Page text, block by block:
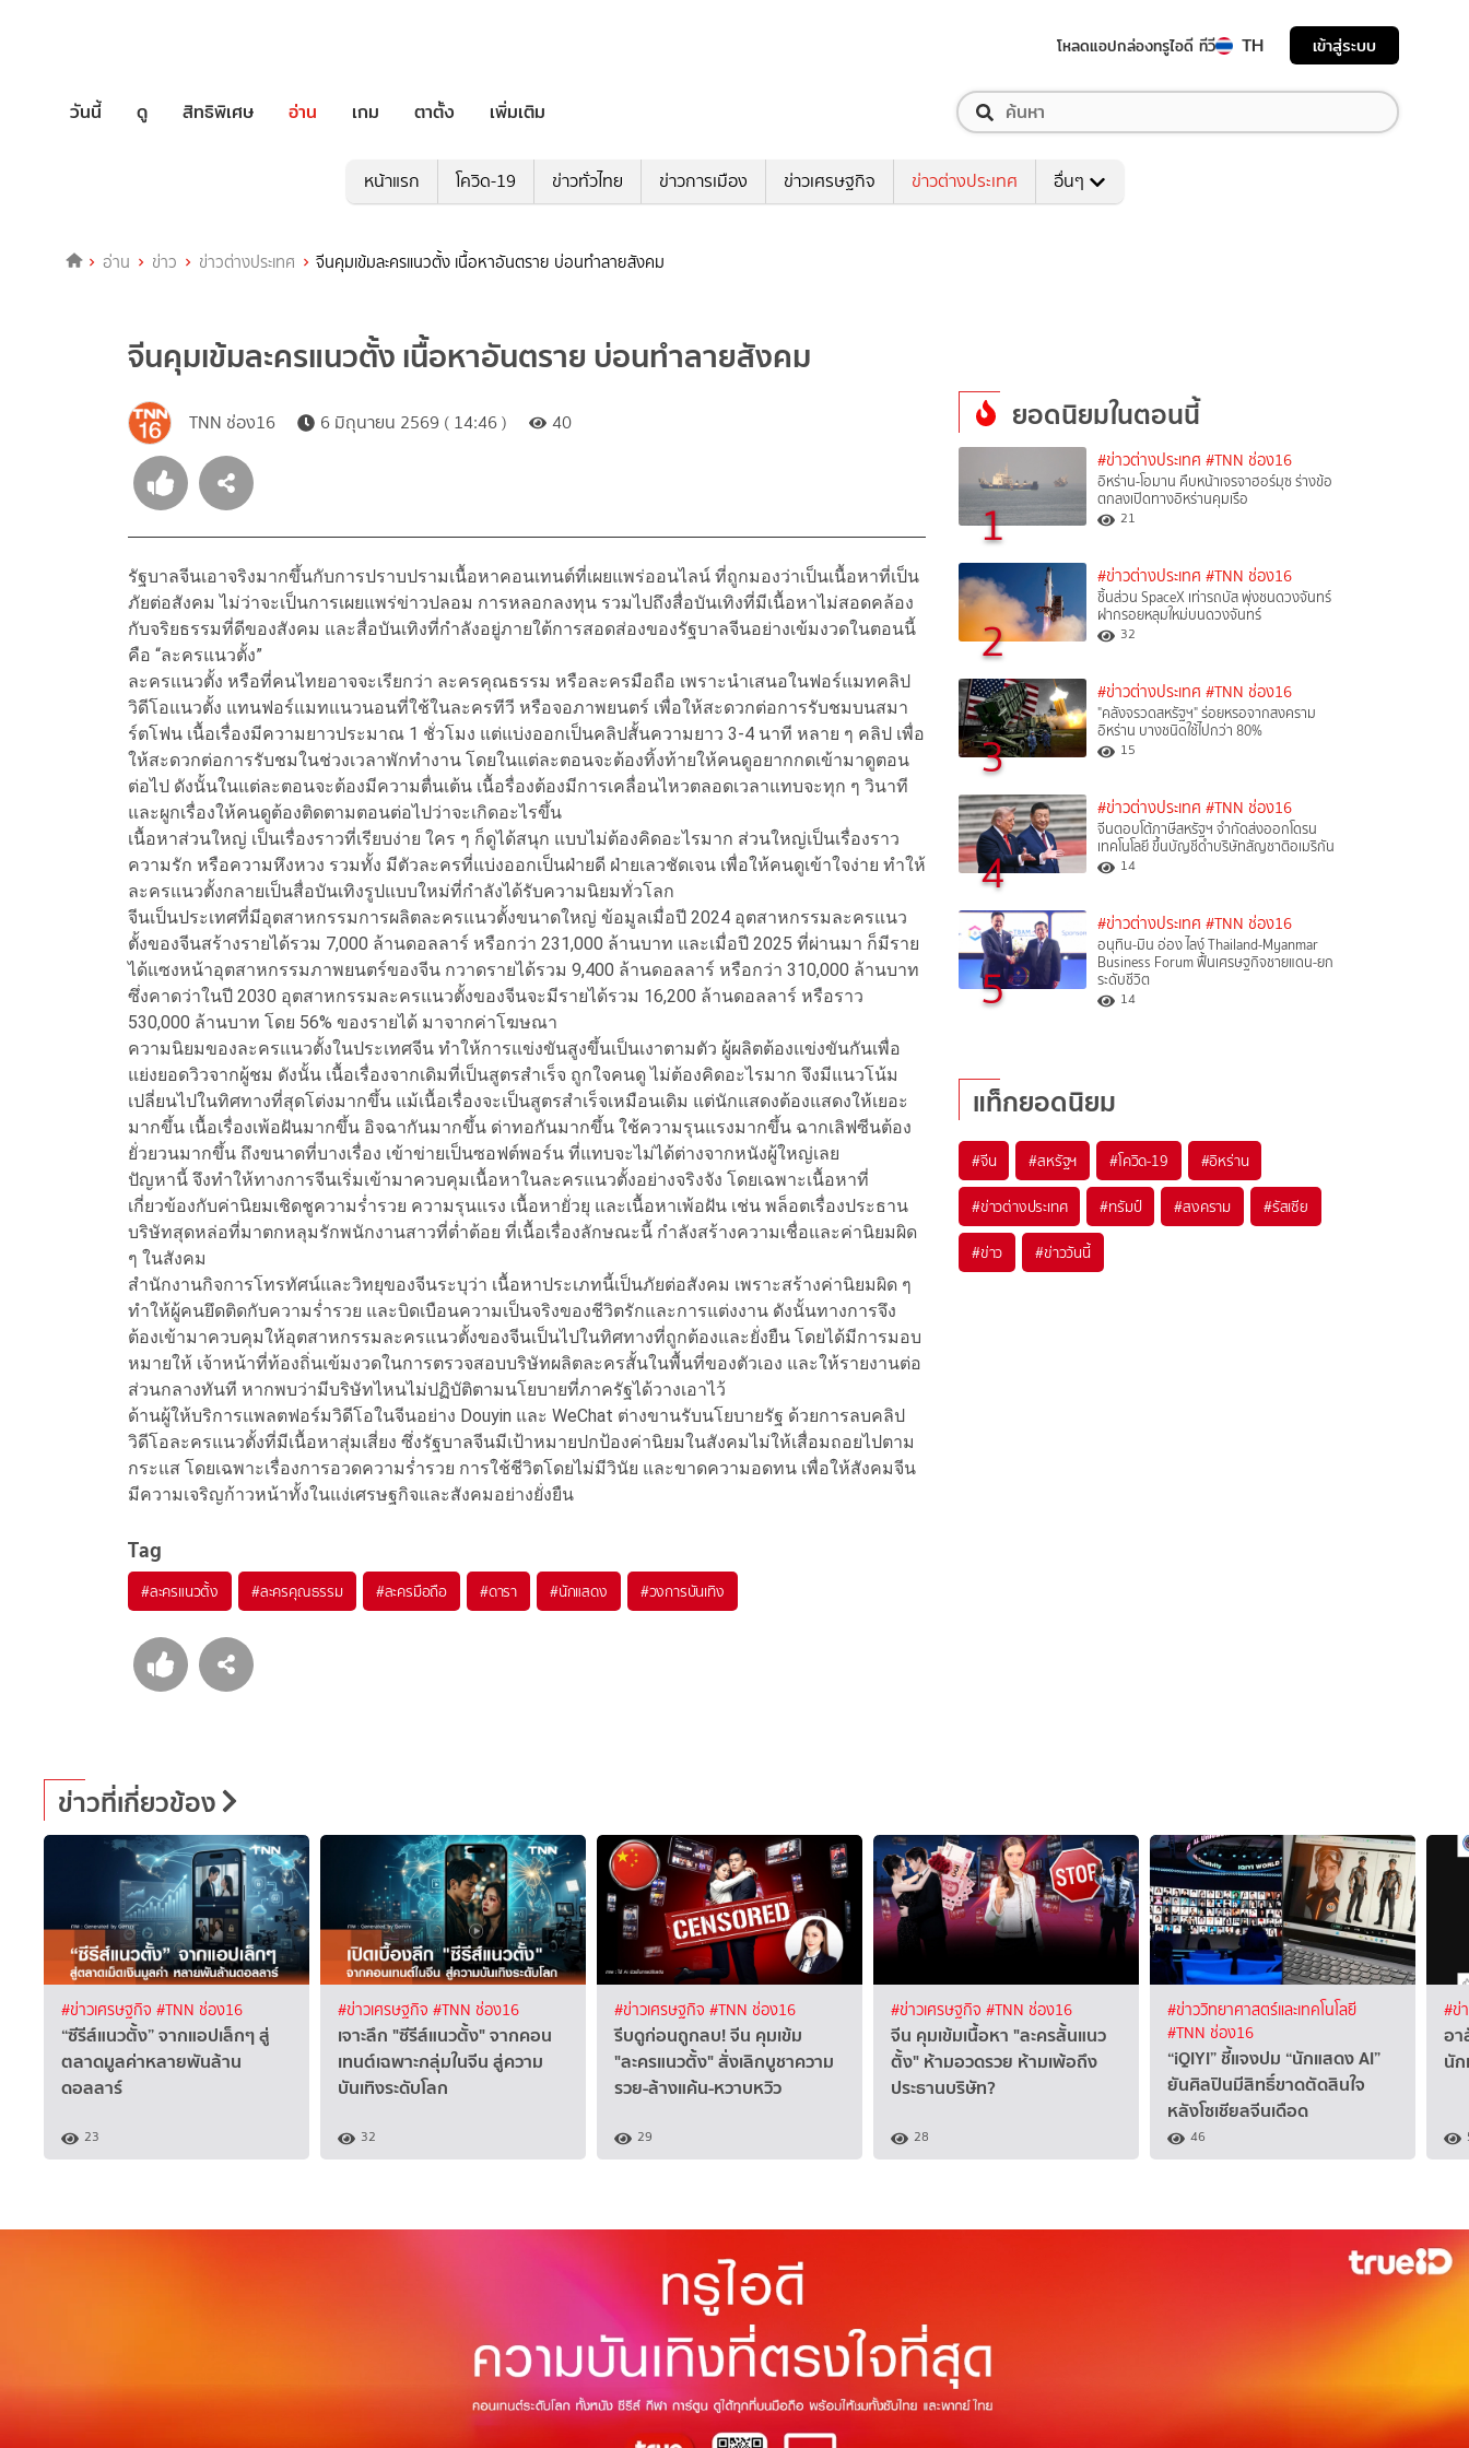
โหลดแอปกล่องทรูไอดี ทีวี TH เข้าสู่ระบบ
วันนี้ ดู สิทธิพิเศษ อ่าน เกม ตาตั้ง เพิ่มเติม
หน้าแรก โควิด-19 ข่าวทั่วไทย ข่าวการเมือง ข่าวเศรษฐกิจ ข่าวต่างประเทศ อื่นๆ
อ่าน ข่าว ข่าวต่างประเทศ จีนคุมเข้มละครแนวตั้ง เนื้อหาอันตราย บ่อนทำลายสังคม
จีนคุมเข้มละครแนวตั้ง เนื้อหาอันตราย บ่อนทำลายสังคม
TNN ช่อง16 6 มิถุนายน 2569 ( 14:46 ) 40
รัฐบาลจีนเอาจริงมากขึ้นกับการปราบปรามเนื้อหาคอนเทนต์ที่เผยแพร่ออนไลน์ ที่ถูกมองว่าเป็นเนื้อหาที่เป็น
ภัยต่อสังคม ไม่ว่าจะเป็นการเผยแพร่ข่าวปลอม การหลอกลงทุน รวมไปถึงสื่อบันเทิงที่มีเนื้อหาไม่สอดคล้อง
กับจริยธรรมที่ดีของสังคม และสื่อบันเทิงที่กำลังอยู่ภายใต้การสอดส่องของรัฐบาลจีนอย่างเข้มงวดในตอนนี้
คือ “ละครแนวตั้ง”
ละครแนวตั้ง หรือที่คนไทยอาจจะเรียกว่า ละครคุณธรรม หรือละครมือถือ เพราะนำเสนอในฟอร์แมทคลิป
วิดีโอแนวตั้ง แทนฟอร์แมทแนวนอนที่ใช้ในละครทีวี หรือจอภาพยนตร์ เพื่อให้สะดวกต่อการรับชมบนสมา
ร์ตโฟน เนื้อเรื่องมีความยาวประมาณ 1 ชั่วโมง แต่แบ่งออกเป็นคลิปสั้นความยาว 3-4 นาที หลาย ๆ คลิป เพื่อ
ให้สะดวกต่อการรับชมในช่วงเวลาพักทำงาน โดยในแต่ละตอนจะต้องทิ้งท้ายให้คนดูอยากกดเข้ามาดูตอน
ต่อไป ดังนั้นในแต่ละตอนจะต้องมีความตื่นเต้น เนื้อรื่องต้องมีการเคลื่อนไหวตลอดเวลาแทบจะทุก ๆ วินาที
และผูกเรื่องให้คนดูต้องติดตามตอนต่อไปว่าจะเกิดอะไรขึ้น
เนื้อหาส่วนใหญ่ เป็นเรื่องราวที่เรียบง่าย ใคร ๆ ก็ดูได้สนุก แบบไม่ต้องคิดอะไรมาก ส่วนใหญ่เป็นเรื่องราว
ความรัก หรือความหึงหวง รวมทั้ง มีตัวละครที่แบ่งออกเป็นฝ่ายดี ฝ่ายเลวชัดเจน เพื่อให้คนดูเข้าใจง่าย ทำให้
ละครแนวตั้งกลายเป็นสื่อบันเทิงรูปแบบใหม่ที่กำลังได้รับความนิยมทั่วโลก
จีนเป็นประเทศที่มีอุตสาหกรรมการผลิตละครแนวตั้งขนาดใหญ่ ข้อมูลเมื่อปี 2024 อุตสาหกรรมละครแนว
ตั้งของจีนสร้างรายได้รวม 7,000 ล้านดอลลาร์ หรือกว่า 231,000 ล้านบาท และเมื่อปี 2025 ที่ผ่านมา ก็มีราย
ได้แซงหน้าอุตสาหกรรมภาพยนตร์ของจีน กวาดรายได้รวม 9,400 ล้านดอลลาร์ หรือกว่า 310,000 ล้านบาท
ซึ่งคาดว่าในปี 2030 อุตสาหกรรมละครแนวตั้งของจีนจะมีรายได้รวม 16,200 ล้านดอลลาร์ หรือราว
530,000 ล้านบาท โดย 56% ของรายได้ มาจากค่าโฆษณา
ความนิยมของละครแนวตั้งในประเทศจีน ทำให้การแข่งขันสูงขึ้นเป็นเงาตามตัว ผู้ผลิตต้องแข่งขันกันเพื่อ
แย่งยอดวิวจากผู้ชม ดังนั้น เนื้อเรื่องจากเดิมที่เป็นสูตรสำเร็จ ถูกใจคนดู ไม่ต้องคิดอะไรมาก จึงมีแนวโน้ม
เปลี่ยนไปในทิศทางที่สุดโต่งมากขึ้น แม้เนื้อเรื่องจะเป็นสูตรสำเร็จเหมือนเดิม แต่นักแสดงต้องแสดงให้เยอะ
มากขึ้น เนื้อเรื่องเพ้อฝันมากขึ้น อิจฉากันมากขึ้น ด่าทอกันมากขึ้น ใช้ความรุนแรงมากขึ้น ฉากเลิฟซีนต้อง
ยั่วยวนมากขึ้น ถึงขนาดที่บางเรื่อง เข้าข่ายเป็นซอฟต์พอร์น ที่แทบจะไม่ได้ต่างจากหนังผู้ใหญ่เลย
ปัญหานี้ จึงทำให้ทางการจีนเริ่มเข้ามาควบคุมเนื้อหาในละครแนวตั้งอย่างจริงจัง โดยเฉพาะเนื้อหาที่
เกี่ยวข้องกับค่านิยมเชิดชูความร่ำรวย ความรุนแรง เนื้อหายั่วยุ และเนื้อหาเพ้อฝัน เช่น พล็อตเรื่องประธาน
บริษัทสุดหล่อที่มาตกหลุมรักพนักงานสาวที่ต่ำต้อย ที่เนื้อเรื่องลักษณะนี้ กำลังสร้างความเชื่อและค่านิยมผิด
ๆ ในสังคม
สำนักงานกิจการโทรทัศน์และวิทยุของจีนระบุว่า เนื้อหาประเภทนี้เป็นภัยต่อสังคม เพราะสร้างค่านิยมผิด ๆ
ทำให้ผู้คนยึดติดกับความร่ำรวย และบิดเบือนความเป็นจริงของชีวิตรักและการแต่งงาน ดังนั้นทางการจึง
ต้องเข้ามาควบคุมให้อุตสาหกรรมละครแนวตั้งของจีนเป็นไปในทิศทางที่ถูกต้องและยั่งยืน โดยได้มีการมอบ
หมายให้ เจ้าหน้าที่ท้องถิ่นเข้มงวดในการตรวจสอบบริษัทผลิตละครสั้นในพื้นที่ของตัวเอง และให้รายงานต่อ
ส่วนกลางทันที หากพบว่ามีบริษัทไหนไม่ปฏิบัติตามนโยบายที่ภาครัฐได้วางเอาไว้
ด้านผู้ให้บริการแพลตฟอร์มวิดีโอในจีนอย่าง Douyin และ WeChat ต่างขานรับนโยบายรัฐ ด้วยการลบคลิป
วิดีโอละครแนวตั้งที่มีเนื้อหาสุ่มเสี่ยง ซึ่งรัฐบาลจีนมีเป้าหมายปกป้องค่านิยมในสังคมไม่ให้เสื่อมถอยไปตาม
กระแส โดยเฉพาะเรื่องการอวดความร่ำรวย การใช้ชีวิตโดยไม่มีวินัย และขาดความอดทน เพื่อให้สังคมจีน
มีความเจริญก้าวหน้าทั้งในแง่เศรษฐกิจและสังคมอย่างยั่งยืน
Tag
#ละครแนวตั้ง #ละครคุณธรรม #ละครมือถือ #ดารา #นักแสดง #วงการบันเทิง
ยอดนิยมในตอนนี้
1
#ข่าวต่างประเทศ #TNN ช่อง16
อิหร่าน-โอมาน คืบหน้าเจรจาฮอร์มุซ ร่างข้อ
ตกลงเปิดทางอิหร่านคุมเรือ
21
2
#ข่าวต่างประเทศ #TNN ช่อง16
ชิ้นส่วน SpaceX เท่ารถบัส พุ่งชนดวงจันทร์
ฝากรอยหลุมใหม่บนดวงจันทร์
32
3
#ข่าวต่างประเทศ #TNN ช่อง16
"คลังจรวดสหรัฐฯ" ร่อยหรอจากสงคราม
อิหร่าน บางชนิดใช้ไปกว่า 80%
15
4
#ข่าวต่างประเทศ #TNN ช่อง16
จีนตอบโต้ภาษีสหรัฐฯ จำกัดส่งออกโดรน
เทคโนโลยี ขึ้นบัญชีดำบริษัทสัญชาติอเมริกัน
14
5
#ข่าวต่างประเทศ #TNN ช่อง16
อนุทิน-มิน อ่อง ไลง์ Thailand-Myanmar
Business Forum ฟื้นเศรษฐกิจชายแดน-ยก
ระดับชีวิต
14
แท็กยอดนิยม
#จีน #สหรัฐฯ #โควิด-19 #อิหร่าน
#ข่าวต่างประเทศ #ทรัมป์ #สงคราม #รัสเซีย
#ข่าว #ข่าววันนี้
ข่าวที่เกี่ยวข้อง
#ข่าวเศรษฐกิจ #TNN ช่อง16
“ซีรีส์แนวตั้ง” จากแอปเล็กๆ สู่
ตลาดมูลค่าหลายพันล้าน
ดอลลาร์
23
#ข่าวเศรษฐกิจ #TNN ช่อง16
เจาะลึก "ซีรีส์แนวตั้ง" จากคอน
เทนต์เฉพาะกลุ่มในจีน สู่ความ
บันเทิงระดับโลก
32
#ข่าวเศรษฐกิจ #TNN ช่อง16
รีบดูก่อนถูกลบ! จีน คุมเข้ม
"ละครแนวตั้ง" สั่งเลิกบูชาความ
รวย-ล้างแค้น-หวาบหวิว
29
#ข่าวเศรษฐกิจ #TNN ช่อง16
จีน คุมเข้มเนื้อหา "ละครสั้นแนว
ตั้ง" ห้ามอวดรวย ห้ามเพ้อถึง
ประธานบริษัท?
28
#ข่าววิทยาศาสตร์และเทคโนโลยี
#TNN ช่อง16
“iQIYI” ชี้แจงปม “นักแสดง AI”
ยันศิลปินมีสิทธิ์ขาดตัดสินใจ
หลังโซเชียลจีนเดือด
46
#ข่
อ
นั